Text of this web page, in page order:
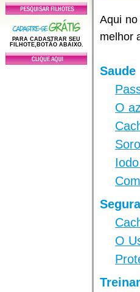
PARA CADASTRAR SEU
FILHOTE,BOTÃO ABAIXO.
Aqui
melhor
Saude
O
O